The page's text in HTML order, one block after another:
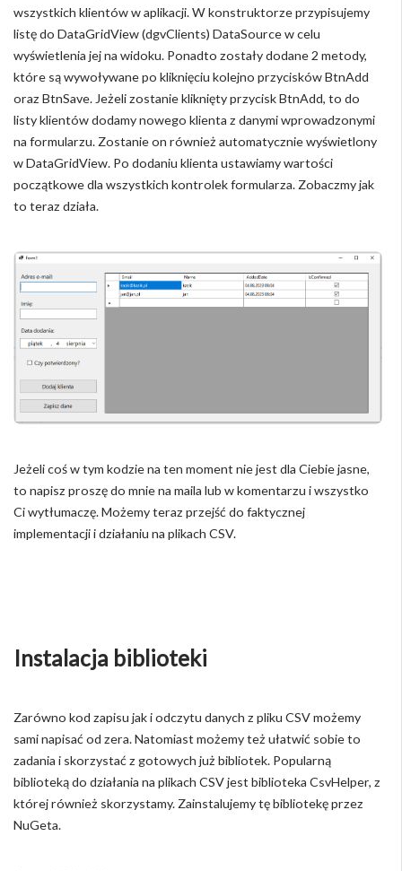
wszystkich klientów w aplikacji. W konstruktorze przypisujemy
listę do DataGridView (dgvClients) DataSource w celu
wyświetlenia jej na widoku. Ponadto zostały dodane 2 metody,
które są wywoływane po kliknięciu kolejno przycisków BtnAdd
oraz BtnSave. Jeżeli zostanie kliknięty przycisk BtnAdd, to do
listy klientów dodamy nowego klienta z danymi wprowadzonymi
na formularzu. Zostanie on również automatycznie wyświetlony
w DataGridView. Po dodaniu klienta ustawiamy wartości
początkowe dla wszystkich kontrolek formularza. Zobaczmy jak
to teraz działa.
Jeżeli coś w tym kodzie na ten moment nie jest dla Ciebie jasne,
to napisz proszę do mnie na maila lub w komentarzu i wszystko
Ci wytłumaczę. Możemy teraz przejść do faktycznej
implementacji i działaniu na plikach CSV.
Instalacja biblioteki
Zarówno kod zapisu jak i odczytu danych z pliku CSV możemy
sami napisać od zera. Natomiast możemy też ułatwić sobie to
zadania i skorzystać z gotowych już bibliotek. Popularną
biblioteką do działania na plikach CSV jest biblioteka CsvHelper, z
której również skorzystamy. Zainstalujemy tę bibliotekę przez
NuGeta.